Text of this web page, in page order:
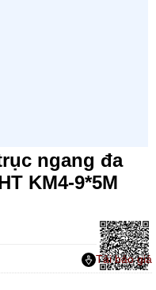
ngang đa
KM4-9*5M
Tải báo giá